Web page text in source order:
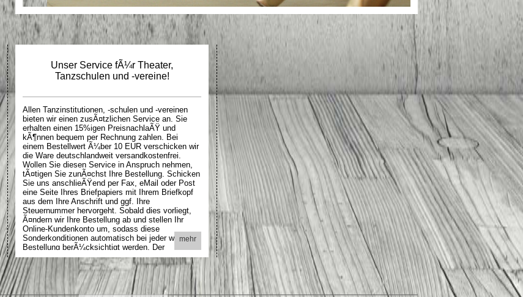
Unser Service fÃ¼r Theater,
Tanzschulen und -vereine!
Allen Tanzinstitutionen, -schulen und -vereinen
bieten wir einen zusÃ¤tzlichen Service an. Sie
erhalten einen 15%igen PreisnachlaÃŸ und
kÃ¶nnen bequem per Rechnung zahlen. Bei
einem Bestellwert Ã¼ber 10 EUR verschicken wir
die Ware deutschlandweit versandkostenfrei.
Wollen Sie diesen Service in Anspruch nehmen,
tÃ¤tigen Sie zunÃ¤chst Ihre Bestellung. Schicken
Sie uns anschlieÃŸend per Fax, eMail oder Post
eine Seite Ihres Briefpapiers mit Ihrem Briefkopf
aus dem Ihre Anschrift und ggf. Ihre
Steuernummer hervorgeht. Sobald dies vorliegt,
Ã¤ndern wir Ihre Bestellung ab und stellen Ihr
Online-Kundenkonto um, sodass diese
Sonderkonditionen automatisch bei jeder weiteren
Bestellung berÃ¼cksichtigt werden. Der
PreisnachlaÃŸ wird Ihnen dann auch im
Warenkorb und in der AuftragsbestÃ¤tigung
angezeigt.
mehr